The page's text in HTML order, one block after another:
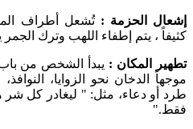
إشعال الحزمة :تُشعل أطراف
كثيفاً ، يتم إطفاء اللهب وترك
تطهير المكان : يبدأ الشخص من
موجهاً الدخان نحو الزوايا،
طرد أو دعاء، مثل: " ليغادر كل شر
فقط."